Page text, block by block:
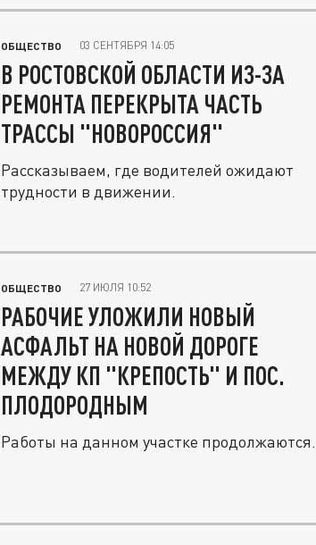
ОБЩЕСТВО 03 СЕНТЯБРЯ 14:05
В РОСТОВСКОЙ ОБЛАСТИ ИЗ-ЗА
РЕМОНТА ПЕРЕКРЫТА ЧАСТЬ
ТРАССЫ "НОВОРОССИЯ"
Рассказываем, где водителей ожидают
трудности в движении.
ОБЩЕСТВО 27 ИЮЛЯ 10:52
РАБОЧИЕ УЛОЖИЛИ НОВЫЙ
АСФАЛЬТ НА НОВОЙ ДОРОГЕ
МЕЖДУ КП "КРЕПОСТЬ" И ПОС.
ПЛОДОРОДНЫМ
Работы на данном участке продолжаются.